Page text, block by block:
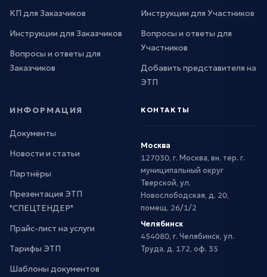
КП для Заказчиков
Инструкции для Заказчиков
Вопросы и ответы для
Заказчиков
Инструкции для Участников
Вопросы и ответы для
Участников
Добавить представителя на
ЭТП
ИНФОРМАЦИЯ
Документы
Новости и статьи
Партнёры
Презентация ЭТП
"СПЕЦТЕНДЕР"
Прайс-лист на услуги
Тарифы ЭТП
Шаблоны документов
КОНТАКТЫ
Москва
127030, г. Москва, вн. тер. г.
муниципальный округ
Тверской, ул.
Новослободская, д. 20,
помещ. 26/1/2
Челябинск
454080, г. Челябинск, ул.
Труда, д. 172, оф. 35